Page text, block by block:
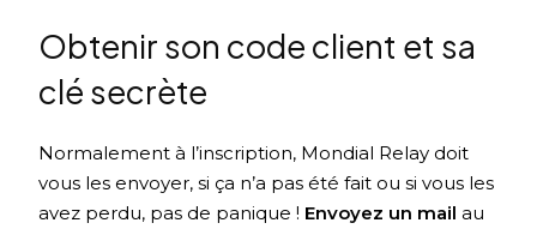
Obtenir son code client et sa
clé secrète
Normalement à l’inscription, Mondial Relay doit
vous les envoyer, si ça n’a pas été fait ou si vous les
avez perdu, pas de panique ! Envoyez un mail au